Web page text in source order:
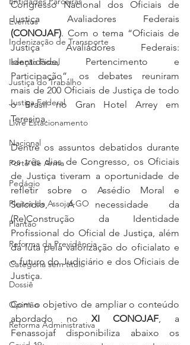
Eventos
Indenização de Transporte
Isenção Fiscal
Justiça do Trabalho
Justiça Federal
Livre Estacionamento
Nacional
Porte de Arma
Pedágio
Pleitos da Assojaf-GO
Plantão
Reforma da Previdência
Categoria sem título
Dossiê
Opinião
Reforma Administrativa
Congresso Nacional dos Oficiais de
(CONOJAF). Com o tema “Oficiais de
Justiça Avaliadores Federais:
Identidade, Pertencimento e
Participação”, os debates reuniram
mais de 200 Oficiais de Justiça de todo
o Brasil no Gran Hotel Arrey em
Teresina.
Dentre os assuntos debatidos durante
os três dias de Congresso, os Oficiais
de Justiça tiveram a oportunidade de
refletir sobre o Assédio Moral e
Suicídio, A necessidade da
(Re)Construção da Identidade
Profissional do Oficial de Justiça, além
da luta pela valorização do oficialato e
o futuro do Judiciário e dos Oficiais de
Justiça.
Com o objetivo de ampliar o conteúdo
abordado no XI CONOJAF, a
Fenassojaf disponibiliza abaixo os